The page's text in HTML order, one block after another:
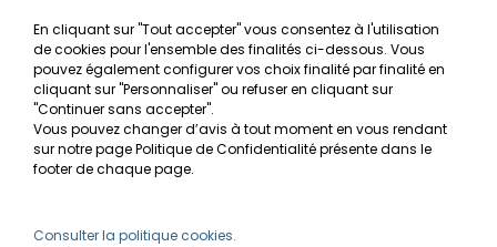
MON COMPTE
Avantages
Créer un compte client
Besoin d'aide ?
En cliquant sur "Tout accepter" vous consentez à l'utilisation
de cookies pour l'ensemble des finalités ci-dessous. Vous
pouvez également configurer vos choix finalité par finalité en
cliquant sur "Personnaliser" ou refuser en cliquant sur
"Continuer sans accepter".
Vous pouvez changer d’avis à tout moment en vous rendant
sur notre page Politique de Confidentialité présente dans le
footer de chaque page.
Consulter la politique cookies.